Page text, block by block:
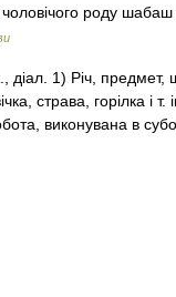
роду
1) Річ, предмет,
страва, горілка і
виконувана в